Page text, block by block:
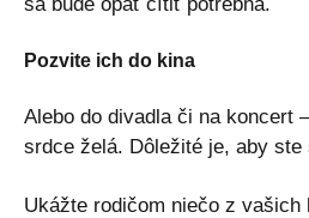
Pozvite ich do kina
Alebo do divadla či na koncert
srdce želá. Dôležité je, aby
Ukážte rodičom niečo z